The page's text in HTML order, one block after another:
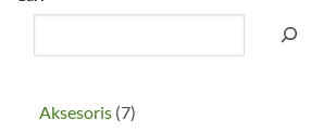
Aksesoris 77